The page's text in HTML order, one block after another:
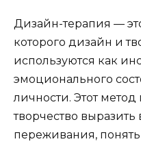
Дизайн-терапия —
которого дизайн и
используются как
эмоционального
личности. Этот метод
творчество выразить
переживания, понять